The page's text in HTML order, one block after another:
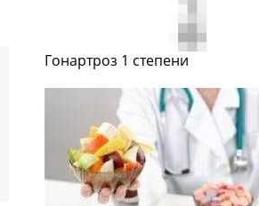
Гонартроз 1 степени